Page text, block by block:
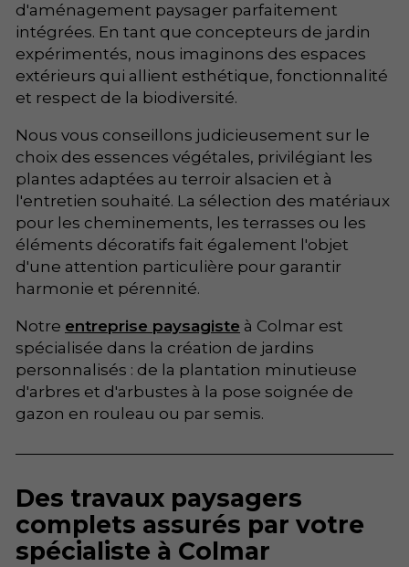
d'aménagement paysager parfaitement
intégrées. En tant que concepteurs de jardin
expérimentés, nous imaginons des espaces
extérieurs qui allient esthétique, fonctionnalité
et respect de la biodiversité.
Nous vous conseillons judicieusement sur le
choix des essences végétales, privilégiant les
plantes adaptées au terroir alsacien et à
l'entretien souhaité. La sélection des matériaux
pour les cheminements, les terrasses ou les
éléments décoratifs fait également l'objet
d'une attention particulière pour garantir
harmonie et pérennité.
Notre entreprise paysagiste à Colmar est
spécialisée dans la création de jardins
personnalisés : de la plantation minutieuse
d'arbres et d'arbustes à la pose soignée de
gazon en rouleau ou par semis.
Des travaux paysagers
complets assurés par votre
spécialiste à Colmar